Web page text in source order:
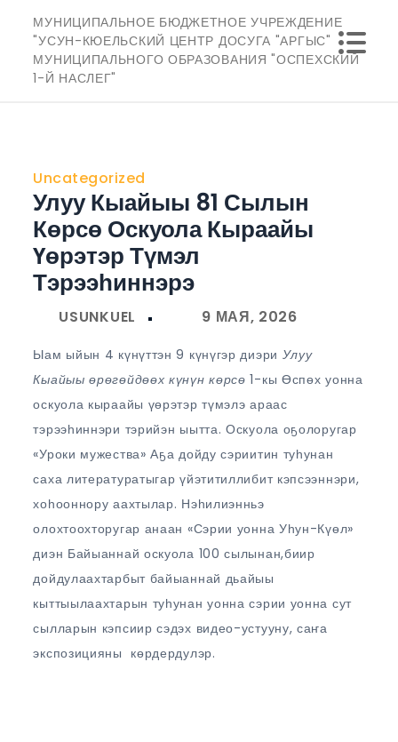
содержимому
МУНИЦИПАЛЬНОЕ БЮДЖЕТНОЕ УЧРЕЖДЕНИЕ
"УСУН-КЮЕЛЬСКИЙ ЦЕНТР ДОСУГА "АРГЫС"
МУНИЦИПАЛЬНОГО ОБРАЗОВАНИЯ "ОСПЕХСКИЙ
1-Й НАСЛЕГ"
Uncategorized
Улуу Кыайыы 81 Сылын
Көрсө Оскуола Кыраайы
Үөрэтэр Түмэл
Тэрээһиннэрэ
Ыам ыйын 4 күнүттэн 9 күнүгэр диэри Улуу
Кыайыы өрөгөйдөөх күнүн көрсө 1-кы Өспөх уонна
оскуола кыраайы үөрэтэр түмэлэ араас
тэрээһиннэри тэрийэн ыытта. Оскуола оҕолоругар
«Уроки мужества» Аҕа дойду сэриитин туһунан
саха литературатыгар үйэтитиллибит кэпсээннэри,
хоһооннору аахтылар. Нэһилиэнньэ
олохтоохторугар анаан «Сэрии уонна Уһун-Күөл»
диэн Байыаннай оскуола 100 сылынан,биир
дойдулаахтарбыт байыаннай дьайыы
кыттыылаахтарын туһунан уонна сэрии уонна сут
сылларын кэпсиир сэдэх видео-устууну, саҥа
экспозицияны көрдердулэр.